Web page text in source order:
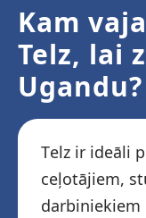
Kam
Telz, lai
Ugandu?
Telz ir ideāli
ceļotājiem,
darbiniekiem